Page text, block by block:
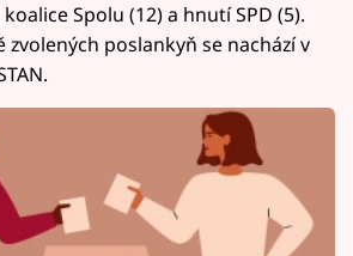
koalice Spolu (12) a hnutí SPD (5).
zvolených poslankyň se nachází v